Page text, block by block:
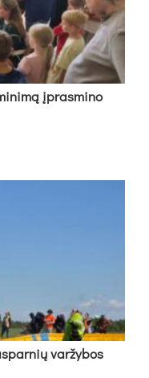
įpras­mi­no
var­žy­bos